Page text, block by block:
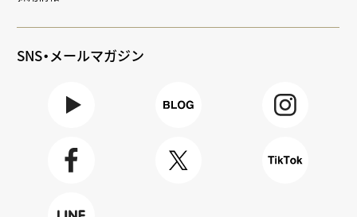
SNS・メールマガジン